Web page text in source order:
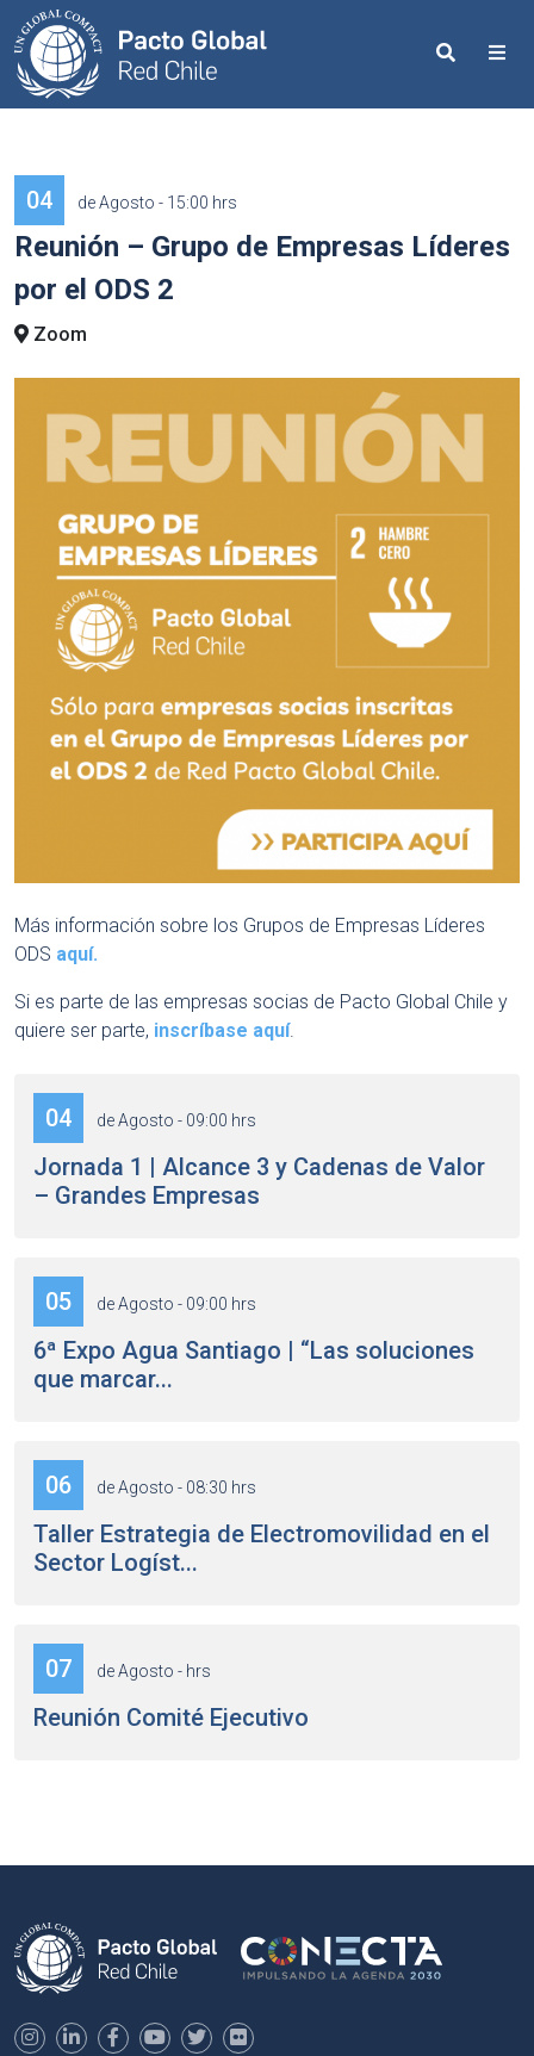
Search
04 de Agosto - 15:00 hrs
Reunión – Grupo de Empresas Líderes
por el ODS 2
Zoom
Más información sobre los Grupos de Empresas Líderes
ODS aquí.
Si es parte de las empresas socias de Pacto Global Chile y
quiere ser parte, inscríbase aquí.
04 de Agosto - 09:00 hrs
Jornada 1 | Alcance 3 y Cadenas de Valor
– Grandes Empresas
05 de Agosto - 09:00 hrs
6ª Expo Agua Santiago | “Las soluciones
que marcar...
06 de Agosto - 08:30 hrs
Taller Estrategia de Electromovilidad en el
Sector Logíst...
07 de Agosto - hrs
Reunión Comité Ejecutivo